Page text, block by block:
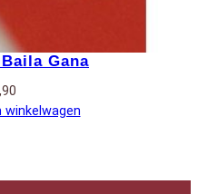
Gana
winkelwagen